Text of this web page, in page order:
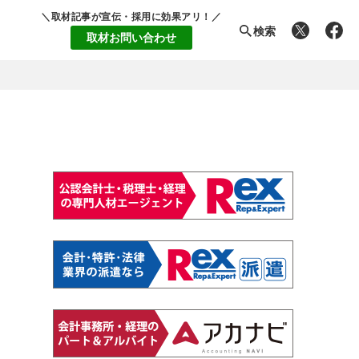
＼取材記事が宣伝・採用に効果アリ！／
取材お問い合わせ 検索